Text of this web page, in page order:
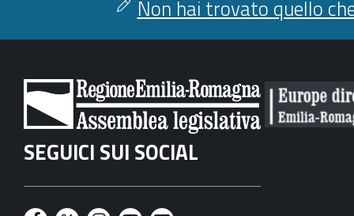
Non hai trovato quello
SEGUICI SUI SOCIAL